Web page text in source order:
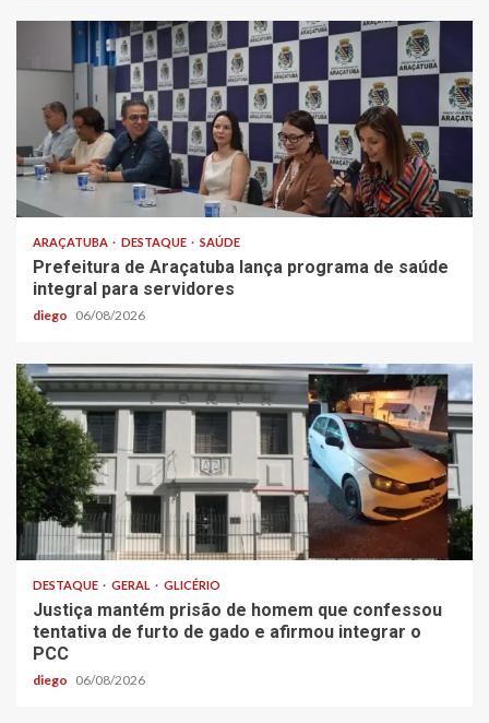
ARAÇATUBA DESTAQUE SAÚDE
Prefeitura de Araçatuba lança programa de saúde
integral para servidores
diego 06/08/2026
DESTAQUE GERAL GLICÉRIO
Justiça mantém prisão de homem que confessou
tentativa de furto de gado e afirmou integrar o
PCC
diego 06/08/2026